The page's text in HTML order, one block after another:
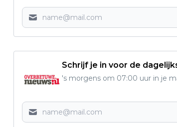
Schrijf je in voor de
's morgens om 07:00 uur in je